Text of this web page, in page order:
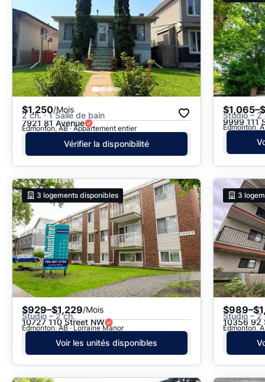
$1,250/Mois
2 ch. · 1 Salle de bain
7921 81 Avenue
Edmonton, AB · Appartement entier
Vérifier la disponibilité
Studio – 2
9999 111
Edmonton,
3 logements disponibles
$929–$1,229/Mois
Studio – 2 ch.
10727 110 Street NW
Edmonton, AB · Lorraine Manor
Voir les unités disponibles
3
Studio – 2
10356 92
Edmonton,